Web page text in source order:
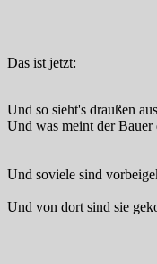
Das ist jetzt:
Und so sieht's draußen
Und was meint der Bauer
Und soviele sind
Und von dort sind sie